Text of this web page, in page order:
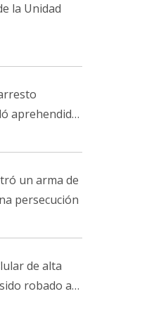
la Unidad
aprehendido
un arma de
persecución
de alta
robado a